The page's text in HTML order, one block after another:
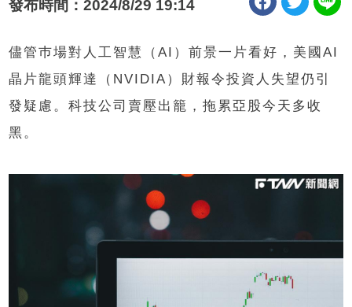
發布時間：2024/8/29 19:14
儘管巿場對人工智慧（AI ）前景一片看好，美國AI
晶片龍頭輝達（ NVIDIA ）財報令投資人失望仍引
發疑慮。科技公司賣壓出籠，拖累亞股今天多收
黑。